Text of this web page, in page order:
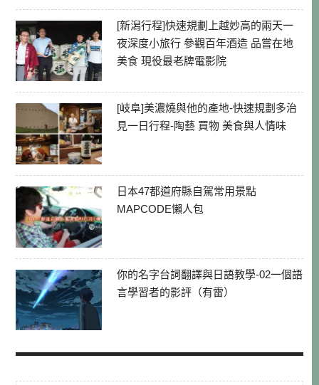
[新潟行程]快速規劃上越妙高的兩天一
夜深度小旅行 參觀百年酒造 品嘗在地
美食 現役最老牌電影院
[岐阜]美濃燒與他的產地-快速規劃多治
見一日行程-陶藝 買物 美食與人情味
日本47都道府縣自駕常用景點
MAPCODE懶人包
你的名字台詞翻譯與日語教學-02一個語
言學習者的影評（有雷）